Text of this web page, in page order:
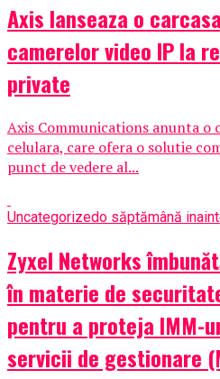
Axis lanseaza o
camerelor video IP la
private
Axis Communications anunta o
celulara, care ofera o solutie
punct de vedere al...
Uncategorizedo săptămână
Zyxel Networks
în materie de
pentru a proteja IMM-
servicii de gestionare